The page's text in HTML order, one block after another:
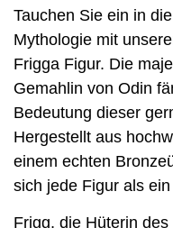
Tauchen Sie ein in
Mythologie mit
Frigga Figur. Die
Gemahlin von Odin
Bedeutung dieser
Hergestellt aus
einem echten
sich jede Figur als
Frigg, die Hüterin